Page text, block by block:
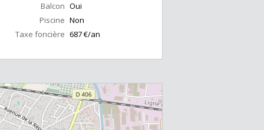
Balcon Oui
Piscine Non
Taxe foncière 687 €/an